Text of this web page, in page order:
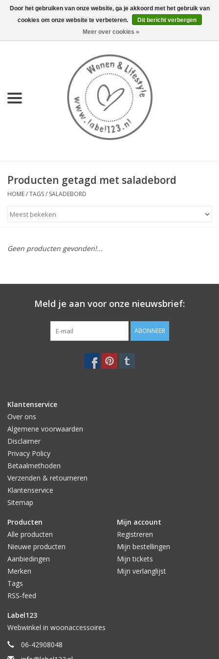
0 Artikelen - €0,00
KEUKEN
LIFESTYLE
MEUBELS
Producten getagd met saladebord
HOME/TAGS/ SALADEBORD
Geen producten gevonden!...
Meld je aan voor onze nieuwsbrief:
ABONNEER
Klantenservice
Over ons
Algemene voorwaarden
Disclaimer
Privacy Policy
Betaalmethoden
Verzenden & retourneren
Klantenservice
Sitemap
Producten
Alle producten
Nieuwe producten
Aanbiedingen
Merken
Tags
RSS-feed
Mijn account
Registreren
Mijn bestellingen
Mijn tickets
Mijn verlanglijst
Label123
Webwinkel in woonaccessoires
06-42908048
Door het gebruiken van onze website, ga je akkoord met het gebruik van
cookies om onze website te verbeteren.
Dit bericht verbergen
Meer over cookies »